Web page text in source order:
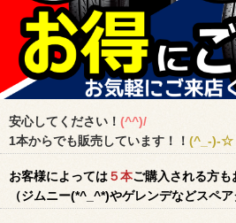
安心してください！ (^^)/
1本からでも販売しています！！ (^_-)-☆
お客様によっては５本ご購入される方も
（ジムニー(*^_^*)やゲレンデなどスペア